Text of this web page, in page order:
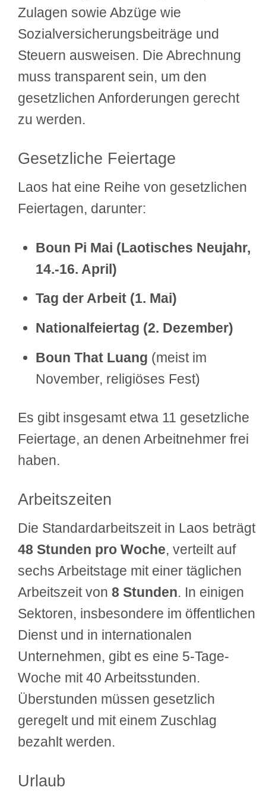
Zulagen sowie Abzüge wie
Sozialversicherungsbeiträge und
Steuern ausweisen. Die Abrechnung
muss transparent sein, um den
gesetzlichen Anforderungen gerecht
zu werden.
Gesetzliche Feiertage
Laos hat eine Reihe von gesetzlichen
Feiertagen, darunter:
Boun Pi Mai (Laotisches Neujahr,
14.-16. April)
Tag der Arbeit (1. Mai)
Nationalfeiertag (2. Dezember)
Boun That Luang (meist im
November, religiöses Fest)
Es gibt insgesamt etwa 11 gesetzliche
Feiertage, an denen Arbeitnehmer frei
haben.
Arbeitszeiten
Die Standardarbeitszeit in Laos beträgt
48 Stunden pro Woche, verteilt auf
sechs Arbeitstage mit einer täglichen
Arbeitszeit von 8 Stunden. In einigen
Sektoren, insbesondere im öffentlichen
Dienst und in internationalen
Unternehmen, gibt es eine 5-Tage-
Woche mit 40 Arbeitsstunden.
Überstunden müssen gesetzlich
geregelt und mit einem Zuschlag
bezahlt werden.
Urlaub